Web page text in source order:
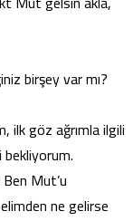
birşey var mı?
ilk göz ağrımla ilgili
Mut’u
ne gelirse